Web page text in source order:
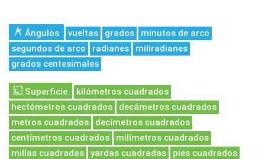
Ángulos vueltas grados
minutos de arco
segundos de arco
radianes
miliradianes
grados centesimales
Superficie
kilómetros cuadrados
hectómetros cuadrados
decámetros cuadrados
metros cuadrados
decímetros cuadrados
centímetros cuadrados
milímetros cuadrados
millas cuadradas
yardas cuadradas
pies cuadrados